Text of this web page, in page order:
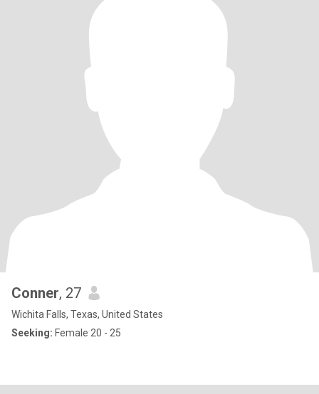
Conner, 27
Wichita Falls, Texas, United States
Seeking: Female 20 - 25